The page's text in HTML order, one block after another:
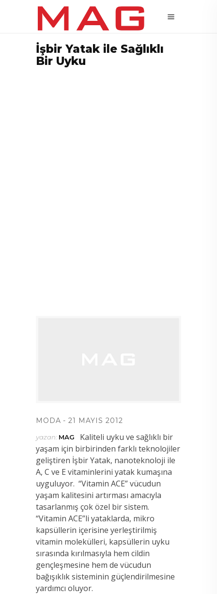
İşbir Yatak ile Sağlıklı
Bir Uyku
MODA 21 MAYIS 2012
yazan: MAG
Kaliteli uyku ve sağlıklı bir
yaşam için birbirinden farklı teknolojiler
geliştiren İşbir Yatak, nanoteknoloji ile
A, C ve E vitaminlerini yatak kumaşına
uyguluyor. “Vitamin ACE” vücudun
yaşam kalitesini artırması amacıyla
tasarlanmış çok özel bir sistem.
“Vitamin ACE”li yataklarda, mikro
kapsüllerin içerisine yerleştirilmiş
vitamin molekülleri, kapsüllerin uyku
sırasında kırılmasıyla hem cildin
gençleşmesine hem de vücudun
bağışıklık sisteminin güçlendirilmesine
yardımcı oluyor.